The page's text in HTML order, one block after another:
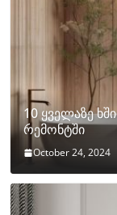
10 ყველაზე
რემონტში
October 24, 2024